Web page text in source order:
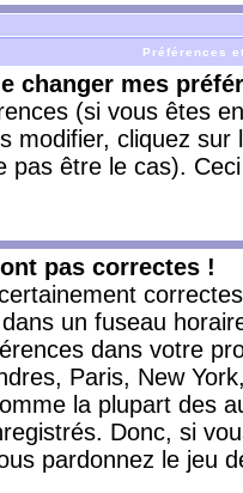
Préférences
changer mes
(si vous êtes
modifier, cliquez sur
pas être le cas).
pas correctes !
un fuseau
dans votre
Paris, New
la plupart des
Donc, si
pardonnez le jeu